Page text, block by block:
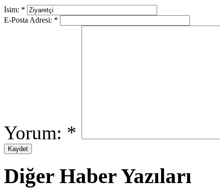
İsim: *
E-Posta Adresi: *
Yorum: *
Diğer Haber Yazıları